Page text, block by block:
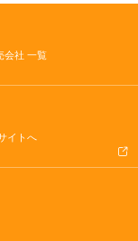
会社 一覧
イトへ